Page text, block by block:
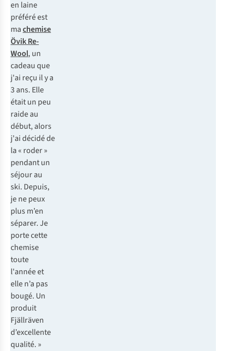
en laine
préféré est
machemise
Övik Re-
Wool, un
cadeau que
j'ai reçu il y a
3 ans. Elle
était un peu
raide au
début, alors
j'ai décidé de
la « roder »
pendant un
séjour au
ski. Depuis,
je ne peux
plus m’en
séparer. Je
porte cette
chemise
toute
l'année et
elle n’a pas
bougé. Un
produit
Fjällräven
d’excellente
qualité. »